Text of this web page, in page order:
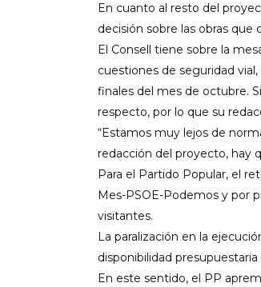
En cuanto al resto del
decisión sobre las obras que
El Consell tiene sobre la
cuestiones de seguridad
finales del mes de octubre.
respecto, por lo que su
“Estamos muy lejos de
redacción del proyecto, hay
Para el Partido Popular, el
Mes-PSOE-Podemos y por
visitantes.
La paralización en la
disponibilidad
En este sentido, el PP